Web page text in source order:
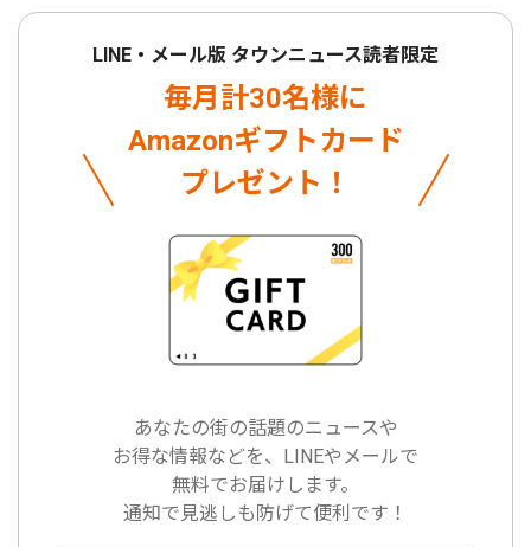
LINE・メール版 タウンニュース読者限定
毎月計30名様に
Amazonギフトカード
プレゼント！
あなたの街の話題のニュースや
お得な情報などを、LINEやメールで
無料でお届けします。
通知で見逃しも防げて便利です！